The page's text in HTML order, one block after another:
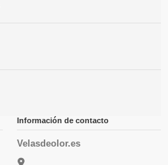
Información de contacto
Velasdeolor.es